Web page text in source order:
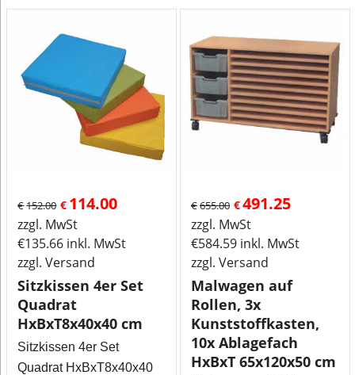
€152.00 € 114.00
zzgl. MwSt
€135.66 inkl. MwSt
zzgl. Versand
Sitzkissen 4er Set
Quadrat
HxBxT8x40x40 cm
Sitzkissen 4er Set
Quadrat HxBxT8x40x40
€655.00 €491.25
zzgl. MwSt
€584.59 inkl. MwSt
zzgl. Versand
Malwagen auf
Rollen, 3x
Kunststoffkasten,
10x Ablagefach
HxBxT 65x120x50 cm